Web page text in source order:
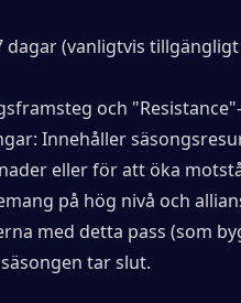
dagar (vanligtvis
och
Innehåller
eller för att öka
på hög nivå och
med detta pass (som
tar slut.